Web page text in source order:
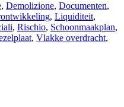
, Demolizione, Documenten,
, Liquiditeit,
, Rischio, Schoonmaakplan,
, Vlakke overdracht,